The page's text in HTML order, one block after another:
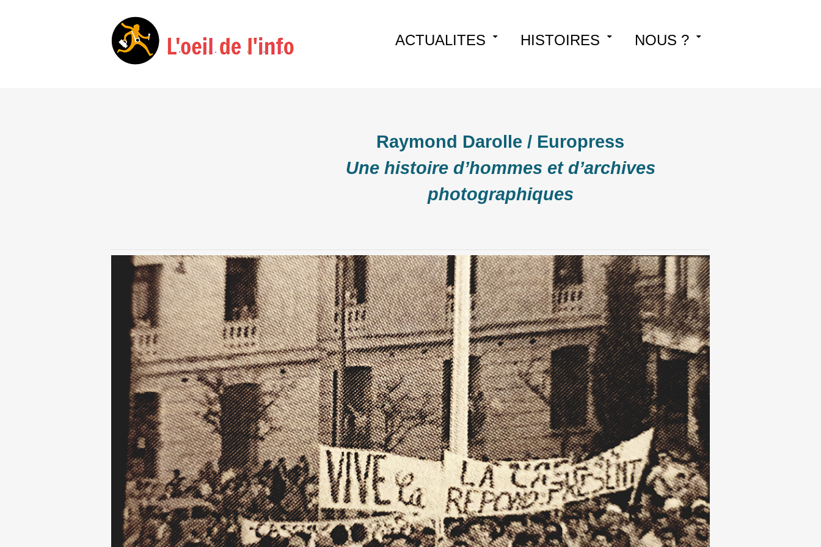
Skip
ACTUALITES HISTOIRES NOUS ?
Raymond Darolle / Europress
Une histoire d’hommes et d’archives
photographiques